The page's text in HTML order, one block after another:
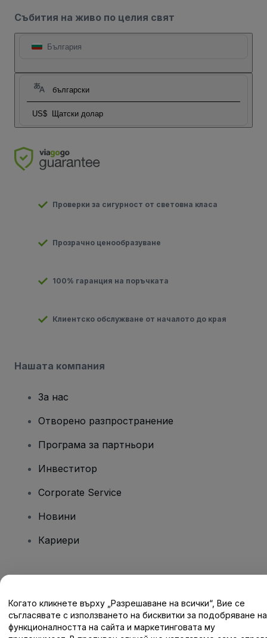
Събития на живо по целия свят
България
български
US$ Щатски долар
Проверки за сигурност от световна класа
Прозрачно ценообразуване
100% гаранция на поръчката
Клиентско обслужване от началото до края
Нашата компания
За нас
Отворено разпространение
Програма за партньори
Инвеститор
Corporate Service
Новини
Кариери
Помощен център / Свържете се с нас
Когато кликнете върху „Разрешаване на всички“, Вие се
съгласявате с използването на бисквитки за подобряване на
функционалността на сайта и маркетинговата му